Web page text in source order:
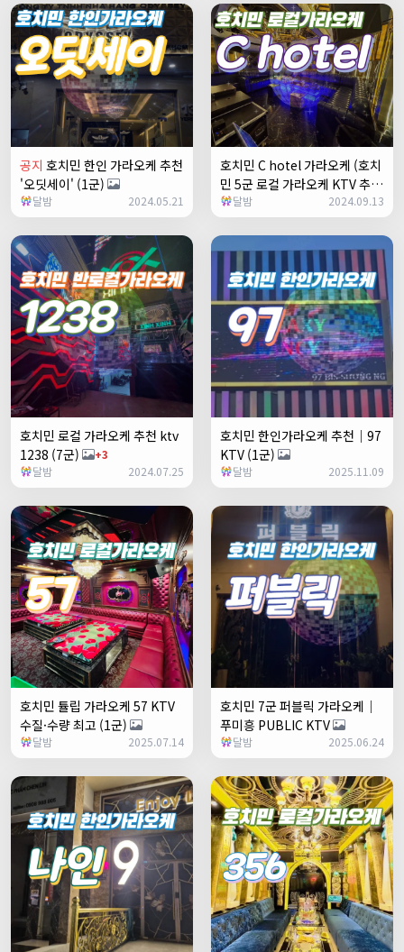
공지 호치민 한인 가라오케 추천
'오딧세이' (1군)
달밤 2024.05.21
호치민 C hotel 가라오케 (호치
민 5군 로컬 가라오케 KTV 추천
주대 예약)
달밤 2024.09.13
호치민 로컬 가라오케 추천 ktv
1238 (7군)
+3
달밤
2024.07.25
호치민 한인가라오케 추천｜97
KTV (1군)
달밤 2025.11.09
호치민 튤립 가라오케 57 KTV
수질·수량 최고 (1군)
달밤 2025.07.14
호치민 7군 퍼블릭 가라오케｜
푸미흥 PUBLIC KTV
달밤 2025.06.24